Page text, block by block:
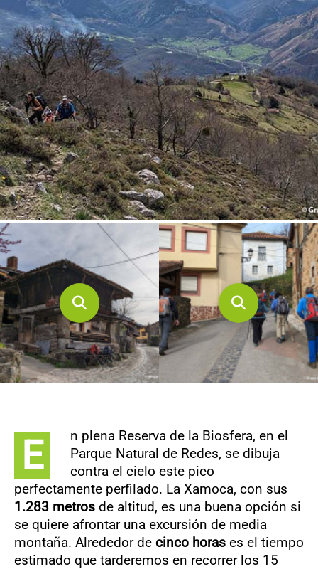
CONTACTO
E
n plena Reserva de la Biosfera, en el
Parque Natural de Redes, se dibuja
contra el cielo este pico
perfectamente perfilado. La Xamoca, con sus
1.283 metros de altitud, es una buena opción si
se quiere afrontar una excursión de media
montaña. Alrededor de cinco horas es el tiempo
estimado que tarderemos en recorrer los 15